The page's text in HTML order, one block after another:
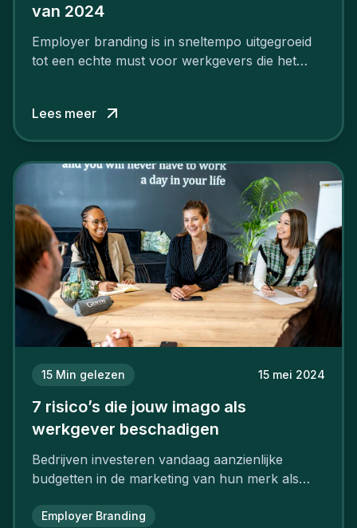
van 2024
Employer branding is in sneltempo uitgegroeid
tot een echte must voor werkgevers die het
Lees meer
15 Min gelezen 15 mei 2024
7 risico’s die jouw imago als
werkgever beschadigen
Bedrijven investeren vandaag aanzienlijke
budgetten in de marketing van hun merk als
Employer Branding